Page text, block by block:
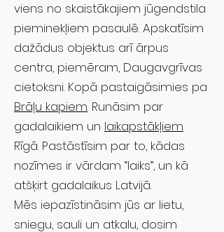
viens no skaistākajiem jūgendstila
pieminekļiem pasaulē. Apskatīsim
dažādus objektus arī ārpus
centra, piemēram, Daugavgrīvas
cietoksni. Kopā pastaigāsimies pa
Brāļu kapiem. Runāsim par
gadalaikiem un laikapstākļiem
Rīgā. Pastāstīsim par to, kādas
nozīmes ir vārdam “laiks”, un kā
atšķirt gadalaikus Latvijā.
Mēs iepazīstināsim jūs ar lietu,
sniegu, sauli un atkalu, dosim